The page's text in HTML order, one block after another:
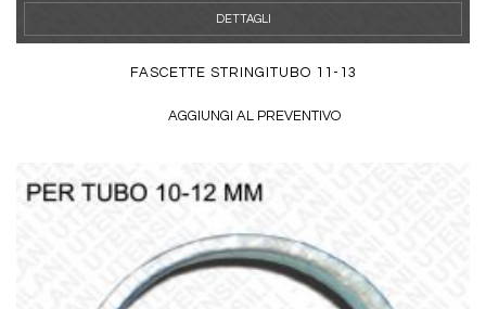
DETTAGLI
FASCETTE STRINGITUBO 11-13
AGGIUNGI AL PREVENTIVO